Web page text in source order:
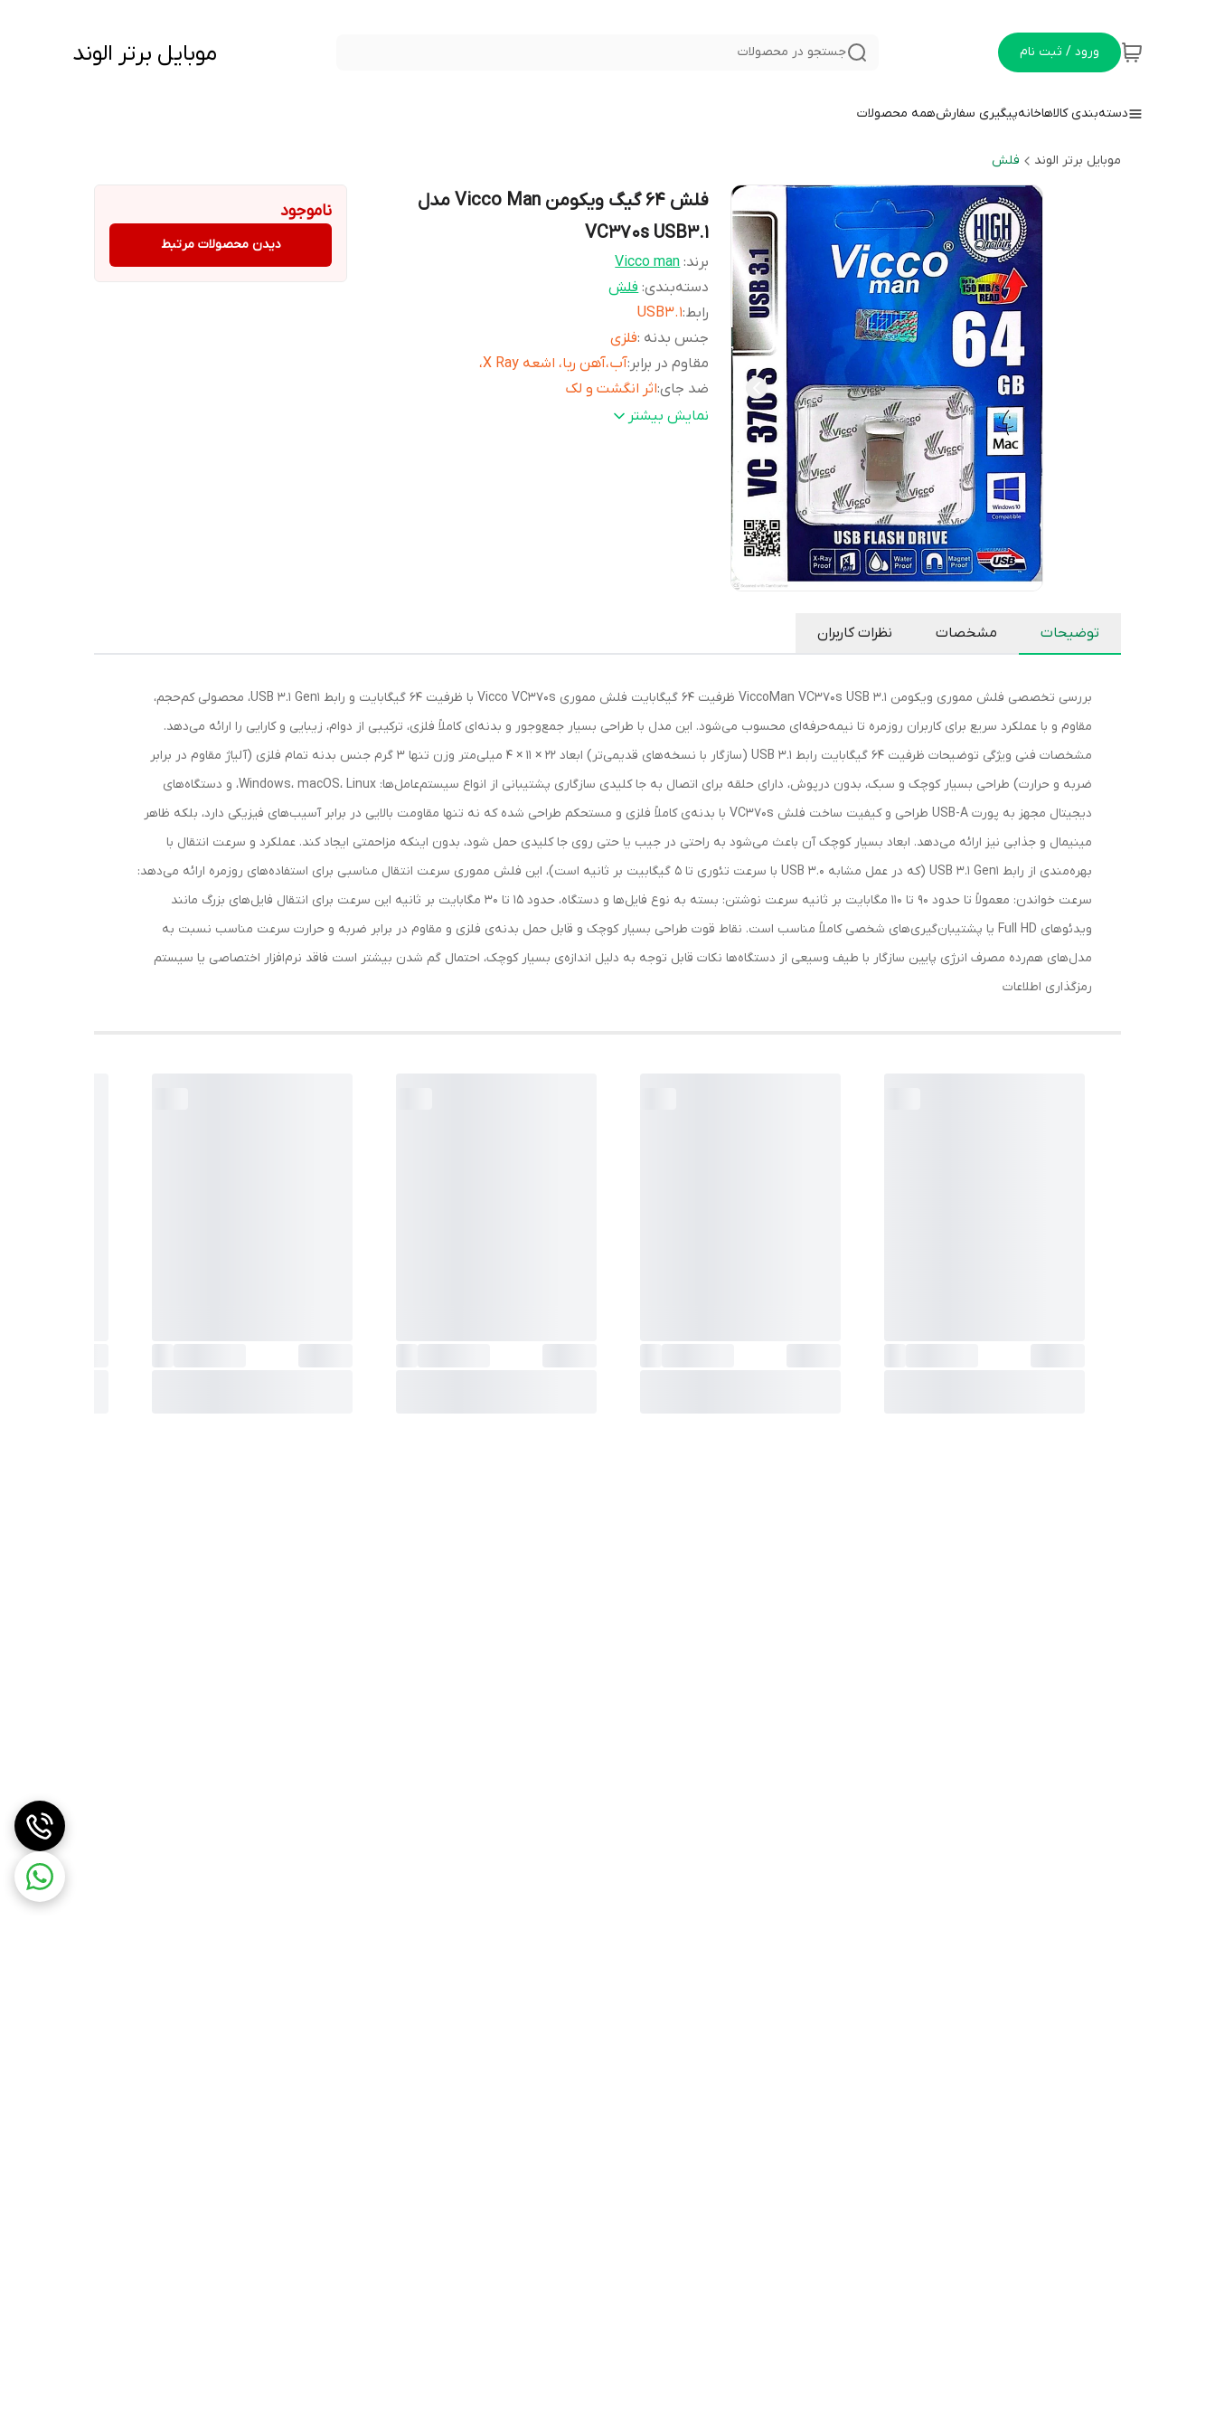
ورود / ثبت نام جستجو در محصولات موبایل برتر الوند
دسته‌بندی کالاهاخانهپیگیری سفارشهمه محصولات
موبایل برتر الوند فلش
فلش 64 گیگ ویکومن Vicco Man مدل
VC370s USB3.1
برند: Vicco man
دسته‌بندی:فلش
رابط:
USB3.1
جنس بدنه :فلزی
مقاوم در برابر :آب،آهن ربا، اشعه X Ray،
ضد جای:اثر انگشت و لک
سرعت انتقال اطلاعات
نمایش بیشتر
ناموجود
دیدن محصولات مرتبط
توضیحات مشخصات نظرات کاربران
بررسی تخصصی فلش مموری ویکومن ViccoMan VC370s USB 3.1 ظرفیت 64 گیگابایت فلش مموری Vicco VC370s با ظرفیت 64 گیگابایت و رابط USB 3.1 Gen1، محصولی کم‌حجم،
مقاوم و با عملکرد سریع برای کاربران روزمره تا نیمه‌حرفه‌ای محسوب می‌شود. این مدل با طراحی بسیار جمع‌وجور و بدنه‌ای کاملاً فلزی، ترکیبی از دوام، زیبایی و کارایی را ارائه می‌دهد.
مشخصات فنی ویژگی توضیحات ظرفیت 64 گیگابایت رابط USB 3.1 (سازگار با نسخه‌های قدیمی‌تر) ابعاد 22 × 11 × 4 میلی‌متر وزن تنها 3 گرم جنس بدنه تمام فلزی (آلیاژ مقاوم در برابر
ضربه و حرارت) طراحی بسیار کوچک و سبک، بدون درپوش، دارای حلقه برای اتصال به جا کلیدی سازگاری پشتیبانی از انواع سیستم‌عامل‌ها: Windows، macOS، Linux، و دستگاه‌های
دیجیتال مجهز به پورت USB-A طراحی و کیفیت ساخت فلش VC370s با بدنه‌ی کاملاً فلزی و مستحکم طراحی شده که نه تنها مقاومت بالایی در برابر آسیب‌های فیزیکی دارد، بلکه ظاهر
مینیمال و جذابی نیز ارائه می‌دهد. ابعاد بسیار کوچک آن باعث می‌شود به راحتی در جیب یا حتی روی جا کلیدی حمل شود، بدون اینکه مزاحمتی ایجاد کند. عملکرد و سرعت انتقال با
بهره‌مندی از رابط USB 3.1 Gen1 (که در عمل مشابه USB 3.0 با سرعت تئوری تا 5 گیگابیت بر ثانیه است)، این فلش مموری سرعت انتقال مناسبی برای استفاده‌های روزمره ارائه می‌دهد:
سرعت خواندن: معمولاً تا حدود 90 تا 110 مگابایت بر ثانیه سرعت نوشتن: بسته به نوع فایل‌ها و دستگاه، حدود 15 تا 30 مگابایت بر ثانیه این سرعت برای انتقال فایل‌های بزرگ مانند
ویدئوهای Full HD یا پشتیبان‌گیری‌های شخصی کاملاً مناسب است. نقاط قوت طراحی بسیار کوچک و قابل حمل بدنه‌ی فلزی و مقاوم در برابر ضربه و حرارت سرعت مناسب نسبت به
مدل‌های هم‌رده مصرف انرژی پایین سازگار با طیف وسیعی از دستگاه‌ها نکات قابل توجه به دلیل اندازه‌ی بسیار کوچک، احتمال گم شدن بیشتر است فاقد نرم‌افزار اختصاصی یا سیستم
رمزگذاری اطلاعات